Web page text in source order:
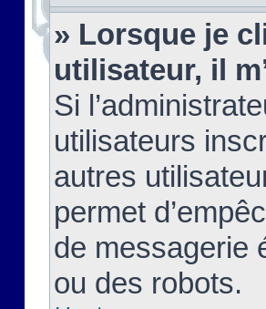
» Lorsque je
utilisateur, il
Si
utilisateurs
autres
permet
de messagerie
ou des robots.